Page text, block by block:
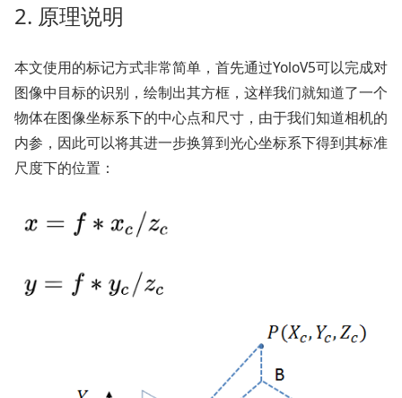
2. 原理说明
本文使用的标记方式非常简单，首先通过YoloV5可以完成对
图像中目标的识别，绘制出其方框，这样我们就知道了一个
物体在图像坐标系下的中心点和尺寸，由于我们知道相机的
内参，因此可以将其进一步换算到光心坐标系下得到其标准
尺度下的位置：